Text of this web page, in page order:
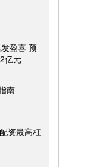
盈喜 预
亿元
南
资最高杠